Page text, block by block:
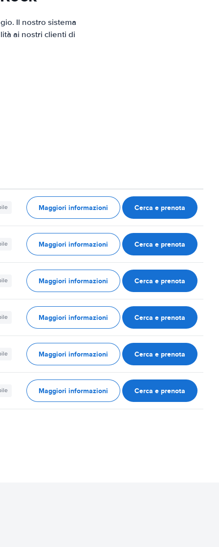
Il nostro sistema
ai nostri clienti di
Maggiori informazioni Cerca e prenota
Maggiori informazioni Cerca e prenota
Maggiori informazioni Cerca e prenota
Maggiori informazioni Cerca e prenota
Maggiori informazioni Cerca e prenota
Maggiori informazioni Cerca e prenota